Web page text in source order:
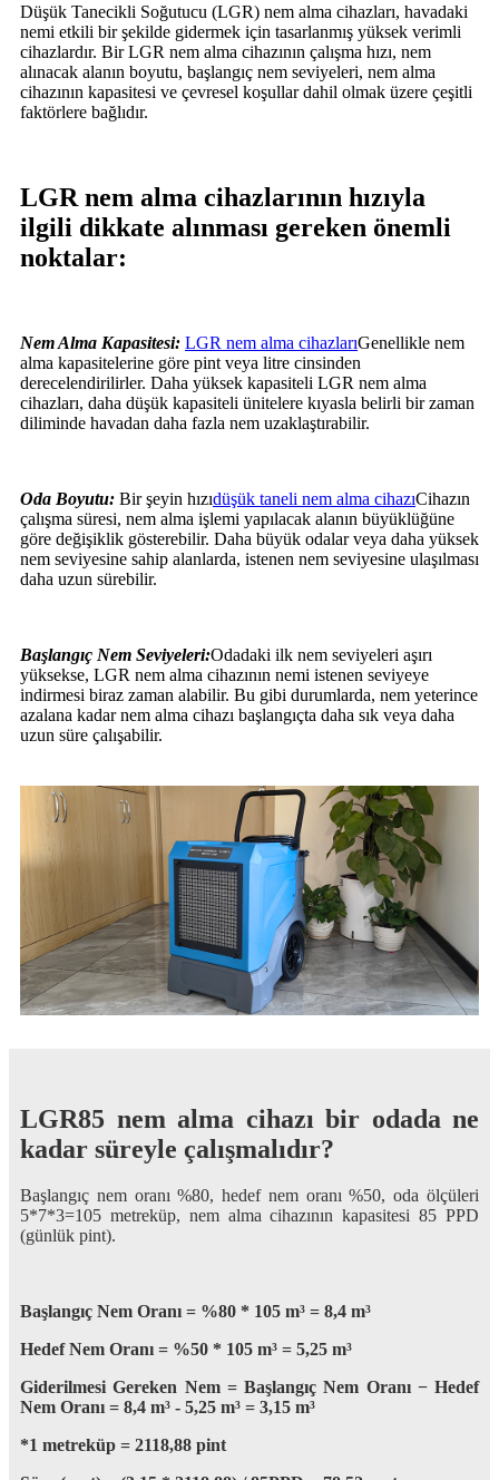
Düşük Tanecikli Soğutucu (LGR) nem alma cihazları, havadaki
nemi etkili bir şekilde gidermek için tasarlanmış yüksek verimli
cihazlardır. Bir LGR nem alma cihazının çalışma hızı, nem
alınacak alanın boyutu, başlangıç ​​nem seviyeleri, nem alma
cihazının kapasitesi ve çevresel koşullar dahil olmak üzere çeşitli
faktörlere bağlıdır.
LGR nem alma cihazlarının hızıyla
ilgili dikkate alınması gereken önemli
noktalar:
Nem Alma Kapasitesi: LGR nem alma cihazlarıGenellikle nem
alma kapasitelerine göre pint veya litre cinsinden
derecelendirilirler. Daha yüksek kapasiteli LGR nem alma
cihazları, daha düşük kapasiteli ünitelere kıyasla belirli bir zaman
diliminde havadan daha fazla nem uzaklaştırabilir.
Oda Boyutu: Bir şeyin hızıdüşük taneli nem alma cihazıCihazın
çalışma süresi, nem alma işlemi yapılacak alanın büyüklüğüne
göre değişiklik gösterebilir. Daha büyük odalar veya daha yüksek
nem seviyesine sahip alanlarda, istenen nem seviyesine ulaşılması
daha uzun sürebilir.
Başlangıç ​​Nem Seviyeleri:Odadaki ilk nem seviyeleri aşırı
yüksekse, LGR nem alma cihazının nemi istenen seviyeye
indirmesi biraz zaman alabilir. Bu gibi durumlarda, nem yeterince
azalana kadar nem alma cihazı başlangıçta daha sık veya daha
uzun süre çalışabilir.
LGR85 nem alma cihazı bir odada ne
kadar süreyle çalışmalıdır?
Başlangıç ​​nem oranı %80, hedef nem oranı %50, oda ölçüleri
5*7*3=105 metreküp, nem alma cihazının kapasitesi 85 PPD
(günlük pint).
Başlangıç ​​Nem Oranı = %80 * 105 m³ = 8,4 m³
Hedef Nem Oranı = %50 * 105 m³ = 5,25 m³
Giderilmesi Gereken Nem = Başlangıç ​​Nem Oranı − Hedef
Nem Oranı = 8,4 m³ - 5,25 m³ = 3,15 m³
*1 metreküp = 2118,88 pint